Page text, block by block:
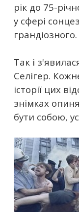
рік до 75-
у сфері
грандіозного.
Так і
Селігер.
історії цих
знімках
бути собою,